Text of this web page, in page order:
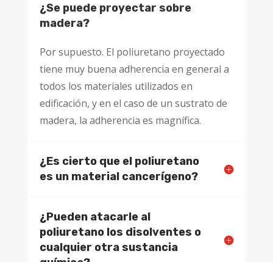
¿Se puede proyectar sobre
madera?
Por supuesto. El poliuretano proyectado
tiene muy buena adherencia en general a
todos los materiales utilizados en
edificación, y en el caso de un sustrato de
madera, la adherencia es magnífica.
¿Es cierto que el poliuretano
es un material cancerígeno?
¿Pueden atacarle al
poliuretano los disolventes o
cualquier otra sustancia